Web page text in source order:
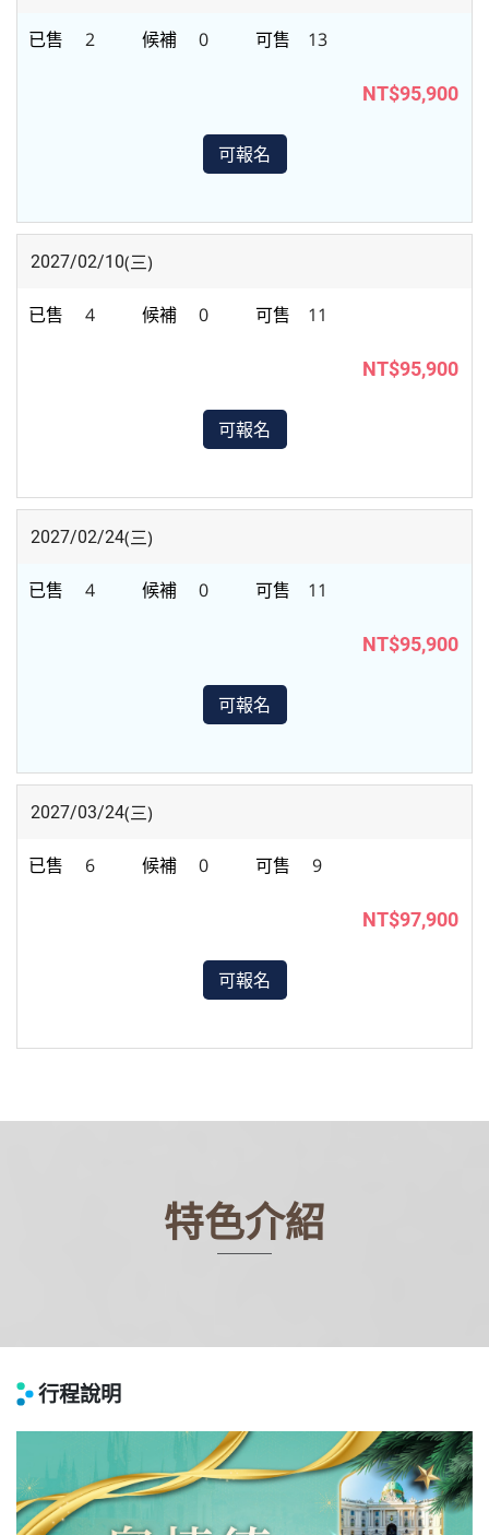
特色介紹
行程說明
2 0 13
NT$95,900
可報名
2027/02/10(三)
4 0 11
NT$95,900
可報名
2027/02/24(三)
4 0 11
NT$95,900
可報名
2027/03/24(三)
6 0 9
NT$97,900
可報名